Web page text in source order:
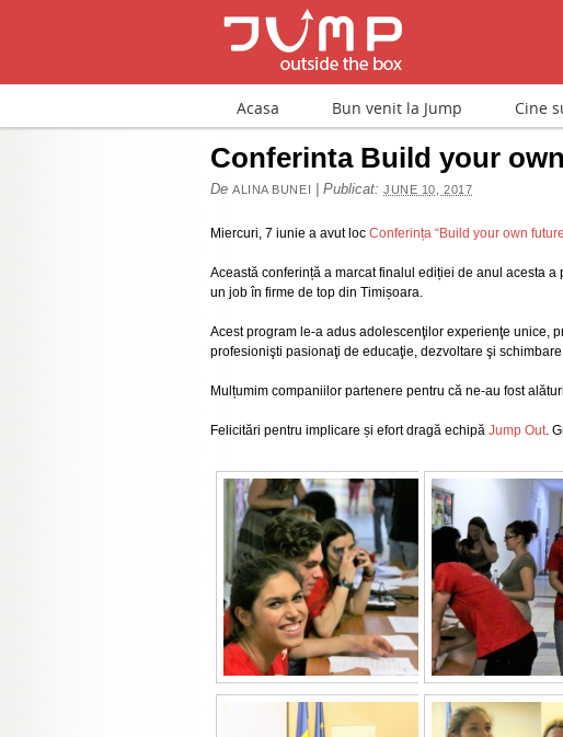
Acasa Bun venit la Jump Cine
Conferinta Build your
De ALINA BUNEI |Publicat:JUNE 10, 2017
Miercuri, 7 iunie a avut loc Conferința “Build your own
Această conferință a marcat finalul ediției de anul acesta
un job în firme de top din Timișoara.
Acest program le-a adus adolescenţilor experienţe unice,
profesionişti pasionaţi de educaţie, dezvoltare şi
Mulțumim companiilor partenere pentru că ne-au fost
Felicitări pentru implicare și efort dragă echipă Jump Out.